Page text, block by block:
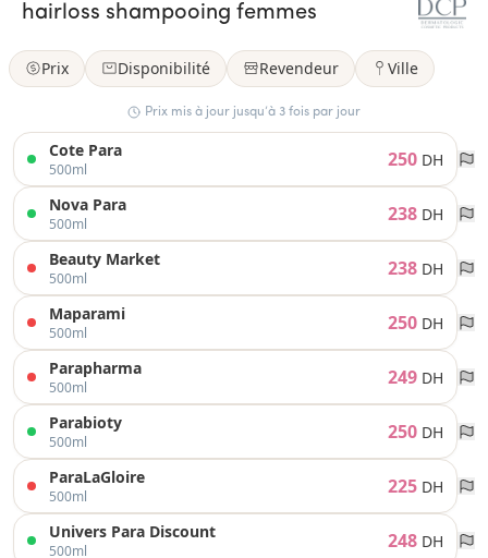
hairloss shampooing femmes
Prix Disponibilité Revendeur Ville
Prix mis à jour jusqu’à 3 fois par jour
Cote Para
500ml 250 DH
Nova Para
500ml 238 DH
Beauty Market
500ml 238 DH
Maparami
500ml 250 DH
Parapharma
500ml 249 DH
Parabioty
500ml 250 DH
ParaLaGloire
500ml 225 DH
Univers Para Discount
500ml 248 DH